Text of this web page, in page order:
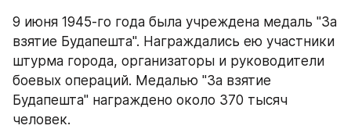
9 июня 1945-го года была учреждена медаль "За
взятие Будапешта". Награждались ею участники
штурма города, организаторы и руководители
боевых операций. Медалью "За взятие
Будапешта" награждено около 370 тысяч
человек.